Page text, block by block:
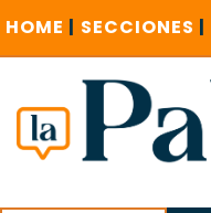
HOME | SECCIONES |